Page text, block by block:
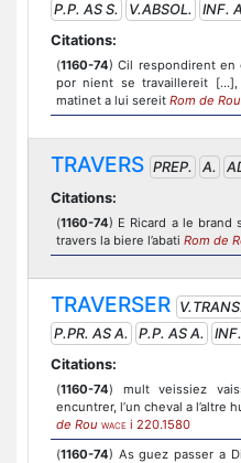
P.P. AS S.
V.ABSOL.
INF.
Citations:
(1160-74) Cil respondirent en
por nient se travaillereit [...],
matinet a lui sereit Rom de Rou
TRAVERS PREP. A.
Citations:
(1160-74) E Ricard a le brand
travers la biere l’abati Rom de
TRAVERSER
P.PR. AS A.
P.P. AS A.
Citations:
(1160-74) mult veissiez
encuntrer, l’un cheval a l’altre
de Rou WACE i 220.1580
(1160-74) As guez passer a